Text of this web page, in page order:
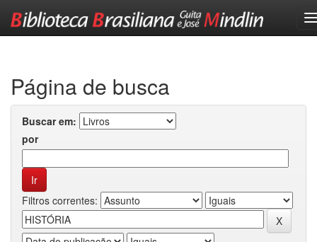
Página de busca
Buscar em:
por
Filtros correntes: